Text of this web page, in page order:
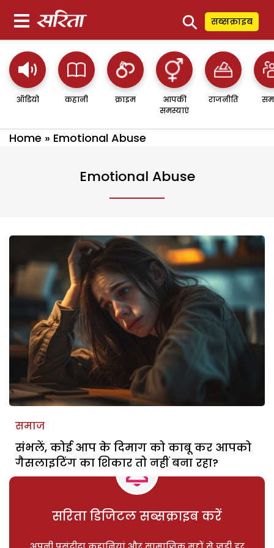
⚲ सब्सक्राइब
ऑडियो कहानी क्राइम
आपकी
समस्याएं
राजनीति
Home » Emotional Abuse
Emotional Abuse
समाज
संभलें, कोई आप के दिमाग को काबू कर आपको
गैसलाइटिंग का शिकार तो नहीं बना रहा?
सरिता डिजिटल सब्सक्राइब करें